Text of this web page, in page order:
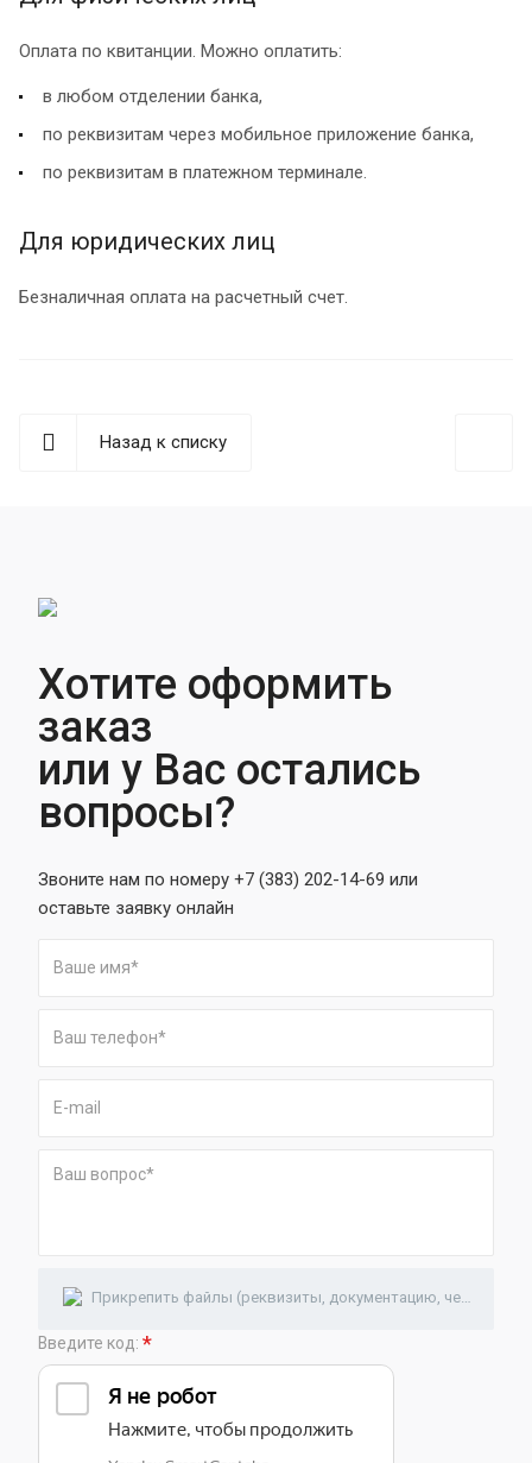
Оплата по квитанции. Можно оплатить:
в любом отделении банка,
по реквизитам через мобильное приложение банка,
по реквизитам в платежном терминале.
Для юридических лиц
Безналичная оплата на расчетный счет.
Назад к списку
Хотите оформить
заказ
или у Вас остались
вопросы?
Звоните нам по номеру +7 (383) 202-14-69 или
оставьте заявку онлайн
Введите код: *